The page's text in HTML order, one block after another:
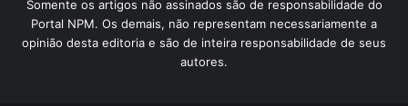
Somente os artigos não assinados são de responsabilidade do
Portal NPM. Os demais, não representam necessariamente a
opinião desta editoria e são de inteira responsabilidade de seus
autores.